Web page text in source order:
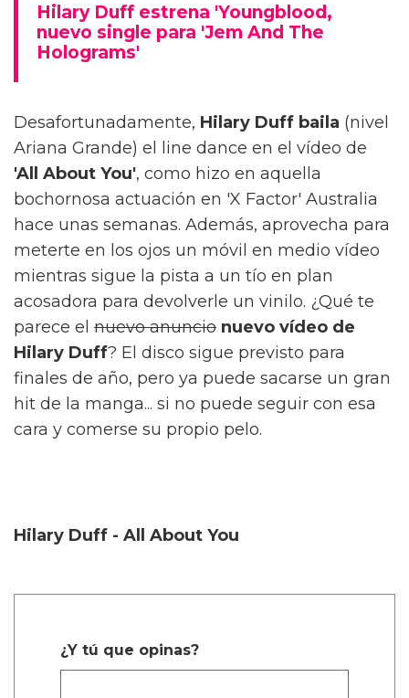
Hilary Duff estrena 'Youngblood,
nuevo single para 'Jem And The
Holograms'
Desafortunadamente, Hilary Duff baila (nivel
Ariana Grande) el line dance en el vídeo de
'All About You', como hizo en aquella
bochornosa actuación en 'X Factor' Australia
hace unas semanas. Además, aprovecha para
meterte en los ojos un móvil en medio vídeo
mientras sigue la pista a un tío en plan
acosadora para devolverle un vinilo. ¿Qué te
parece el nuevo anuncio nuevo vídeo de
Hilary Duff? El disco sigue previsto para
finales de año, pero ya puede sacarse un gran
hit de la manga... si no puede seguir con esa
cara y comerse su propio pelo.
Hilary Duff - All About You
¿Y tú que opinas?